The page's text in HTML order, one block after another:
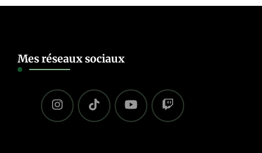
Mes réseaux sociaux